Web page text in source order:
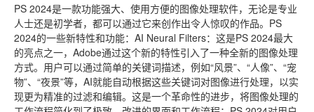
PS 2024是一款功能强大、使用方便的图像处理软件，无论是专业
人士还是初学者，都可以通过它来创作出令人惊叹的作品。PS
2024的一些新特性和功能：AI Neural Filters：这是PS 2024最大
的亮点之一，Adobe通过这个新的特性引入了一种全新的图像处理
方式。用户可以通过简单的关键词描述，例如“风景”、“人像”、“宠
物”、“夜景”等，AI就能自动根据这些关键词对图像进行处理，以实
现更为精准的过滤和编辑。这是一个革命性的进步，将图像处理的